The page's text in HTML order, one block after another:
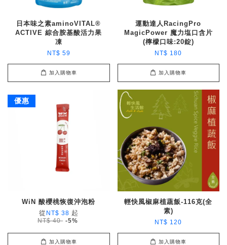
日本味之素aminoVITAL®
ACTIVE 綜合胺基酸活力果
凍
NT$ 59
加入購物車
運動達人RacingPro
MagicPower 魔力塩口含片
(檸檬口味:20錠)
NT$ 180
加入購物車
優惠
WiN 酸櫻桃恢復沖泡粉
從 NT$ 38 起
NT$ 40 -5%
加入購物車
輕快風椒麻植蔬飯-116克(全
素)
NT$ 120
加入購物車